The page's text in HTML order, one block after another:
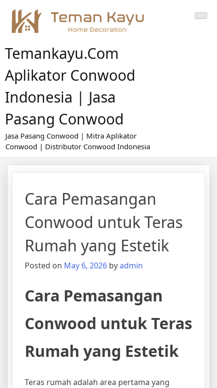
content
Temankayu.com
Aplikator Conwood
Indonesia | Jasa
Pasang Conwood
Jasa Pasang Conwood | Mitra Aplikator
Conwood | Distributor Conwood Indonesia
Cara Pemasangan
Conwood untuk Teras
Rumah yang Estetik
Posted on May 6, 2026 byadmin
Cara Pemasangan
Conwood untuk Teras
Rumah yang Estetik
Teras rumah adalah area pertama yang